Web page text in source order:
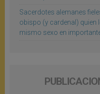
Sacerdotes alemanes
obispo (y cardenal) quien
mismo sexo en